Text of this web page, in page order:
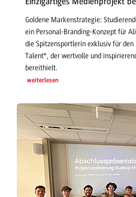
Goldene Markenstrategie:
ein Personal-Branding-Konzept für
die Spitzensportlerin exklusiv für
Talent", der wertvolle und
bereithielt.
weiterlesen